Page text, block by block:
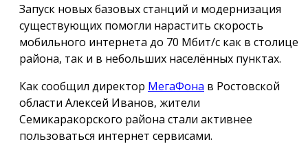
Запуск новых базовых станций и модернизация
существующих помогли нарастить скорость
мобильного интернета до 70 Мбит/с как в столице
района, так и в небольших населённых пунктах.
Как сообщил директор МегаФона в Ростовской
области Алексей Иванов, жители
Семикаракорского района стали активнее
пользоваться интернет сервисами.